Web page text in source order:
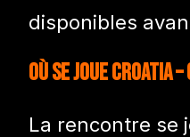
disponibles
Où se joue Croatia –
La rencontre se